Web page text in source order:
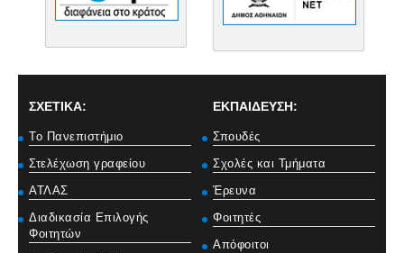
ΣΧΕΤΙΚΑ:
Το Πανεπιστήμιο
Στελέχωση γραφείου
ΑΤΛΑΣ
Διαδικασία Επιλογής
Φοιτητών
ΕΚΠΑΙΔΕΥΣΗ:
Σπουδές
Σχολές και Τμήματα
Έρευνα
Φοιτητές
Απόφοιτοι